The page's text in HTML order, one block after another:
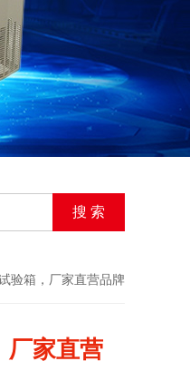
验箱，厂家直营品牌
厂家直营